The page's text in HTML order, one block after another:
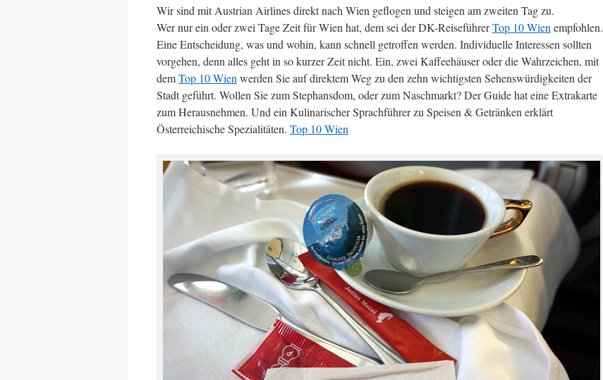
Wir sind mit Austrian Airlines direkt nach Wien geflogen und steigen am zweiten Tag zu.
Wer nur ein oder zwei Tage Zeit für Wien hat, dem sei der DK-ReiseführerTop 10 Wien empfohlen.
Eine Entscheidung, was und wohin, kann schnell getroffen werden. Individuelle Interessen sollten
vorgehen, denn alles geht in so kurzer Zeit nicht. Ein, zwei Kaffeehäuser oder die Wahrzeichen, mit
demTop 10 Wien werden Sie auf direktem Weg zu den zehn wichtigsten Sehenswürdigkeiten der
Stadt geführt. Wollen Sie zum Stephansdom, oder zum Naschmarkt? Der Guide hat eine Extrakarte
zum Herausnehmen. Und ein Kulinarischer Sprachführer zu Speisen & Getränken erklärt
Österreichische Spezialitäten. Top 10 Wien